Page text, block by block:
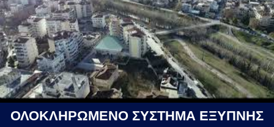
ΟΛΟΚΛΗΡΩΜΕΝΟ ΣΥΣΤΗΜΑ ΕΞΥΠΝΗΣ